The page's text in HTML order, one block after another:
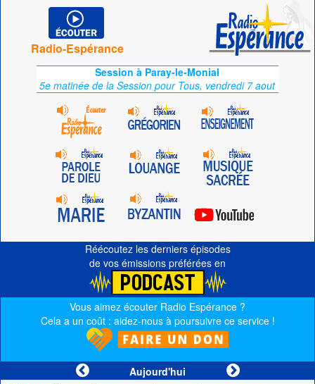
Radio-Espérance
Session à Paray-le-Monial
5e matinée de la Session pour Tous, vendredi 7 aout
Réécoutez les derniers épisodes
de vos émissions préférées en
Vous aimez écouter Radio Espérance ?
Cela a un coût : aidez-nous à poursuivre ce service !
Aujourd'hui